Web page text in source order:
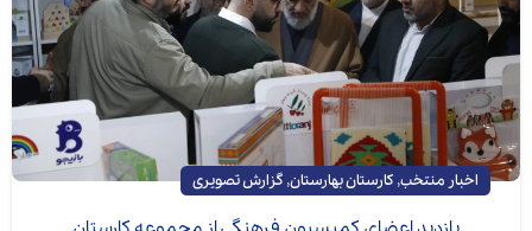
اخبار منتخب, کارستان بهارستان, گزارش تصویری